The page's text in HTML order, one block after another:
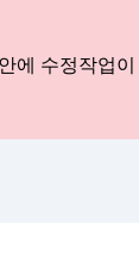
에 수정작업